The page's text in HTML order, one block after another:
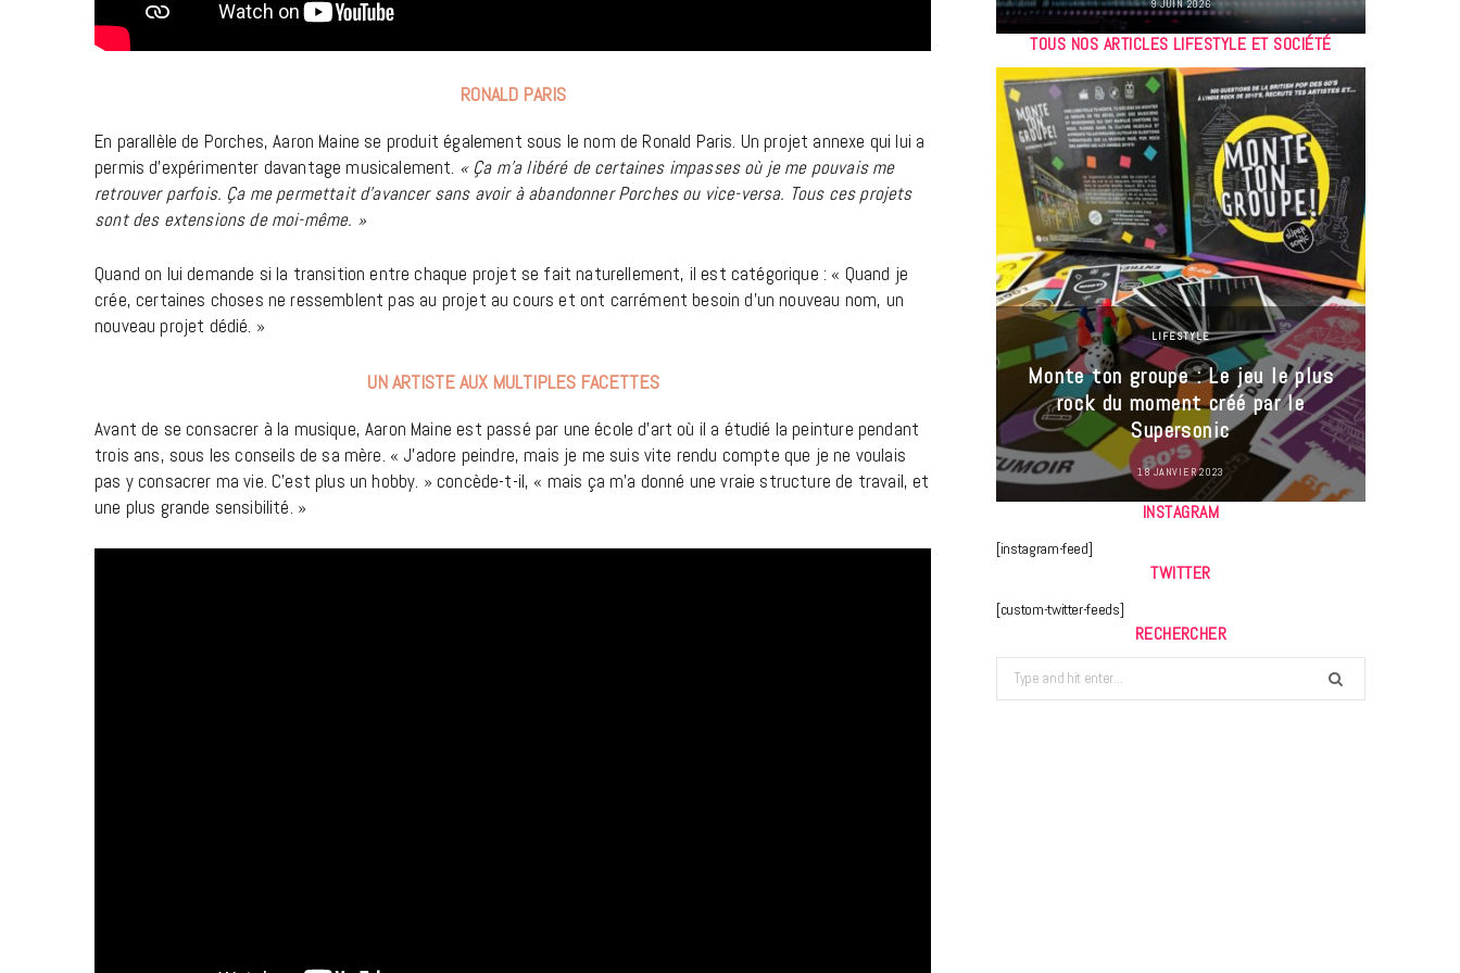
RONALD PARIS
En parallèle de Porches, Aaron Maine se produit également sous le nom de Ronald Paris. Un projet annexe qui lui a
permis d’expérimenter davantage musicalement. « Ça m’a libéré de certaines impasses où je me pouvais me
retrouver parfois. Ça me permettait d’avancer sans avoir à abandonner Porches ou vice-versa. Tous ces projets
sont des extensions de moi-même. »
Quand on lui demande si la transition entre chaque projet se fait naturellement, il est catégorique : « Quand je
crée, certaines choses ne ressemblent pas au projet au cours et ont carrément besoin d’un nouveau nom, un
nouveau projet dédié. »
UN ARTISTE AUX MULTIPLES FACETTES
Avant de se consacrer à la musique, Aaron Maine est passé par une école d’art où il a étudié la peinture pendant
trois ans, sous les conseils de sa mère. « J’adore peindre, mais je me suis vite rendu compte que je ne voulais
pas y consacrer ma vie. C’est plus un hobby. » concède-t-il, « mais ça m’a donné une vraie structure de travail, et
une plus grande sensibilité. »
9 JUIN 2026
TOUS NOS ARTICLES LIFESTYLE ET SOCIÉTÉ
LIFESTYLE
France 3
LIFESTYLE
Monte ton groupe : Le jeu le plus
rock du moment créé par le
Supersonic
18 JANVIER 2023
INSTAGRAM
[instagram-feed]
TWITTER
[custom-twitter-feeds]
RECHERCHER
Search
for: